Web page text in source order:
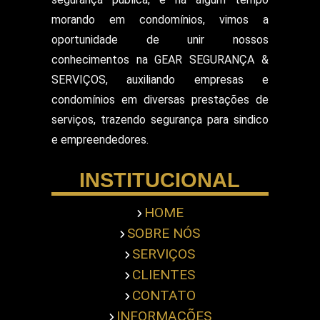
Segurança Particular Armado
Segurança Patrimonial E Monitoramento
Segurança Patrimonial em Hospitais
Segurança Patrimonial Eventos
Serviço de Escolta Armada
Empresa de Segurança em Mercado
Empresa de Segurança em Shopping Center
Serviço de Ronda com Viatura
Serviços de Portaria
Servicos Gerais Portaria
Serviços Terceirizado Portaria
Empresa de Segurança Pessoal
Terceirização de Atendimento
Terceirização de Limpeza Predial
morando em condomínios, vimos a
oportunidade de unir nossos
conhecimentos na GEAR SEGURANÇA &
SERVIÇOS, auxiliando empresas e
condomínios em diversas prestações de
serviços, trazendo segurança para sindico
e empreendedores.
INSTITUCIONAL
HOME
SOBRE NÓS
SERVIÇOS
CLIENTES
CONTATO
INFORMAÇÕES